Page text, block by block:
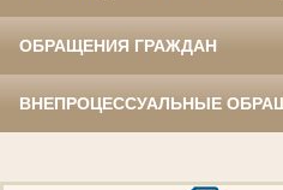
ОБРАЩЕНИЯ ГРАЖДАН
ВНЕПРОЦЕССУАЛЬНЫЕ